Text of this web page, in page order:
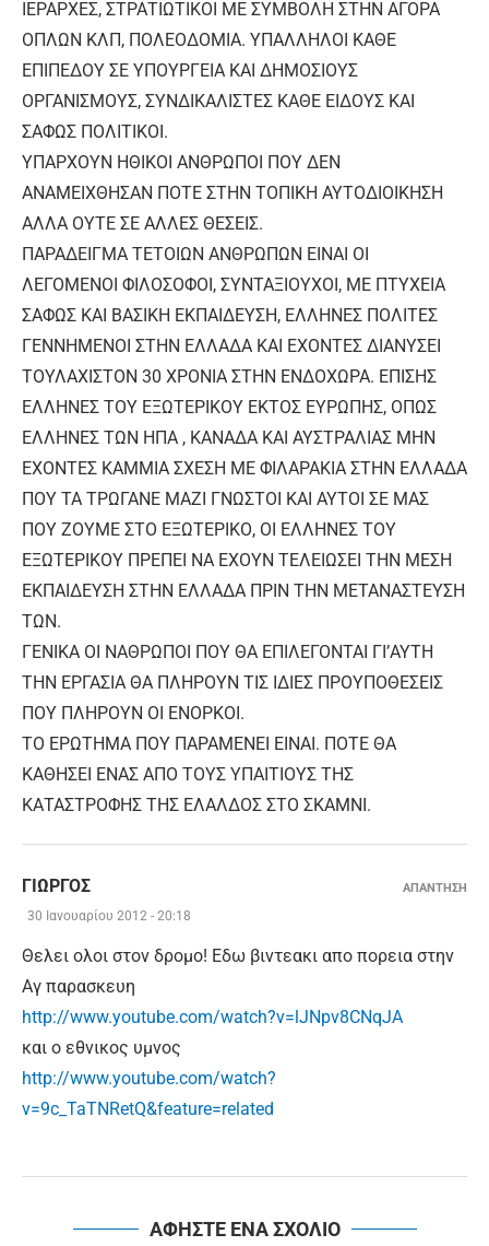
ΙΕΡΑΡΧΕΣ, ΣΤΡΑΤΙΩΤΙΚΟΙ ΜΕ ΣΥΜΒΟΛΗ ΣΤΗΝ ΑΓΟΡΑ
ΟΠΛΩΝ ΚΛΠ, ΠΟΛΕΟΔΟΜΙΑ. ΥΠΑΛΛΗΛΟΙ ΚΑΘΕ
ΕΠΙΠΕΔΟΥ ΣΕ ΥΠΟΥΡΓΕΙΑ ΚΑΙ ΔΗΜΟΣΙΟΥΣ
ΟΡΓΑΝΙΣΜΟΥΣ, ΣΥΝΔΙΚΑΛΙΣΤΕΣ ΚΑΘΕ ΕΙΔΟΥΣ ΚΑΙ
ΣΑΦΩΣ ΠΟΛΙΤΙΚΟΙ.
ΥΠΑΡΧΟΥΝ ΗΘΙΚΟΙ ΑΝΘΡΩΠΟΙ ΠΟΥ ΔΕΝ
ΑΝΑΜΕΙΧΘΗΣΑΝ ΠΟΤΕ ΣΤΗΝ ΤΟΠΙΚΗ ΑΥΤΟΔΙΟΙΚΗΣΗ
ΑΛΛΑ ΟΥΤΕ ΣΕ ΑΛΛΕΣ ΘΕΣΕΙΣ.
ΠΑΡΑΔΕΙΓΜΑ ΤΕΤΟΙΩΝ ΑΝΘΡΩΠΩΝ ΕΙΝΑΙ ΟΙ
ΛΕΓΟΜΕΝΟΙ ΦΙΛΟΣΟΦΟΙ, ΣΥΝΤΑΞΙΟΥΧΟΙ, ΜΕ ΠΤΥΧΕΙΑ
ΣΑΦΩΣ ΚΑΙ ΒΑΣΙΚΗ ΕΚΠΑΙΔΕΥΣΗ, ΕΛΛΗΝΕΣ ΠΟΛΙΤΕΣ
ΓΕΝΝΗΜΕΝΟΙ ΣΤΗΝ ΕΛΛΑΔΑ ΚΑΙ ΕΧΟΝΤΕΣ ΔΙΑΝΥΣΕΙ
ΤΟΥΛΑΧΙΣΤΟΝ 30 ΧΡΟΝΙΑ ΣΤΗΝ ΕΝΔΟΧΩΡΑ. ΕΠΙΣΗΣ
ΕΛΛΗΝΕΣ ΤΟΥ ΕΞΩΤΕΡΙΚΟΥ ΕΚΤΟΣ ΕΥΡΩΠΗΣ, ΟΠΩΣ
ΕΛΛΗΝΕΣ ΤΩΝ ΗΠΑ , ΚΑΝΑΔΑ ΚΑΙ ΑΥΣΤΡΑΛΙΑΣ ΜΗΝ
ΕΧΟΝΤΕΣ ΚΑΜΜΙΑ ΣΧΕΣΗ ΜΕ ΦΙΛΑΡΑΚΙΑ ΣΤΗΝ ΕΛΛΑΔΑ
ΠΟΥ ΤΑ ΤΡΩΓΑΝΕ ΜΑΖΙ ΓΝΩΣΤΟΙ ΚΑΙ ΑΥΤΟΙ ΣΕ ΜΑΣ
ΠΟΥ ΖΟΥΜΕ ΣΤΟ ΕΞΩΤΕΡΙΚΟ, ΟΙ ΕΛΛΗΝΕΣ ΤΟΥ
ΕΞΩΤΕΡΙΚΟΥ ΠΡΕΠΕΙ ΝΑ ΕΧΟΥΝ ΤΕΛΕΙΩΣΕΙ ΤΗΝ ΜΕΣΗ
ΕΚΠΑΙΔΕΥΣΗ ΣΤΗΝ ΕΛΛΑΔΑ ΠΡΙΝ ΤΗΝ ΜΕΤΑΝΑΣΤΕΥΣΗ
ΤΩΝ.
ΓΕΝΙΚΑ ΟΙ ΝΑΘΡΩΠΟΙ ΠΟΥ ΘΑ ΕΠΙΛΕΓΟΝΤΑΙ ΓΙ’ΑΥΤΗ
ΤΗΝ ΕΡΓΑΣΙΑ ΘΑ ΠΛΗΡΟΥΝ ΤΙΣ ΙΔΙΕΣ ΠΡΟΥΠΟΘΕΣΕΙΣ
ΠΟΥ ΠΛΗΡΟΥΝ ΟΙ ΕΝΟΡΚΟΙ.
ΤΟ ΕΡΩΤΗΜΑ ΠΟΥ ΠΑΡΑΜΕΝΕΙ ΕΙΝΑΙ. ΠΟΤΕ ΘΑ
ΚΑΘΗΣΕΙ ΕΝΑΣ ΑΠΟ ΤΟΥΣ ΥΠΑΙΤΙΟΥΣ ΤΗΣ
ΚΑΤΑΣΤΡΟΦΗΣ ΤΗΣ ΕΛΑΛΔΟΣ ΣΤΟ ΣΚΑΜΝΙ.
ΓΙΩΡΓΟΣ
30 Ιανουαρίου 2012 - 20:18
Θελει ολοι στον δρομο! Εδω βιντεακι απο πορεια στην
Αγ παρασκευη
http://www.youtube.com/watch?v=lJNpv8CNqJA
και ο εθνικος υμνος
http://www.youtube.com/watch?
v=9c_TaTNRetQ&feature=related
ΑΠΑΝΤΗΣΗ
ΑΦΗΣΤΕ ΕΝΑ ΣΧΟΛΙΟ